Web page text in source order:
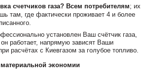
счетчиков газа? Всем потребителям; их
там, где фактически проживает 4 и более
установлен Ваш счётчик газа,
он работает, напрямую зависят Ваши
расчётах с Киевгазом за голубое топливо.
материальной экономии